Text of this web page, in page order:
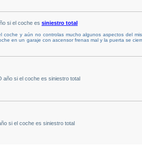
si el coche es siniestro total
coche y aún no controlas mucho algunos aspectos del
en un garaje con ascensor frenas mal y la puerta se
año si el coche es siniestro total
si el coche es siniestro total